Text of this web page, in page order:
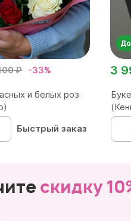
₽ -33%
и белых роз
Быстрый заказ
3
скидку